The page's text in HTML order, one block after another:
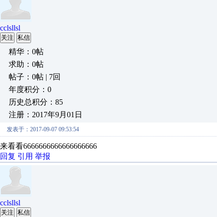
cclsllsl
关注 私信
精华：0帖
求助：0帖
帖子：0帖 | 7回
年度积分：0
历史总积分：85
注册：2017年9月01日
发表于：2017-09-07 09:53:54
来看看6666666666666666666
回复 引用 举报
cclsllsl
关注 私信